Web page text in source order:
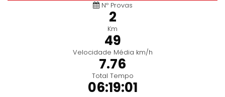
Nº Provas
2
Km
49
Velocidade Média km/h
7.76
Total Tempo
06:19:01